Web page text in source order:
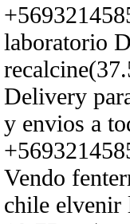
laboratorio
Delivery
y envios a
Vendo
chile elvenir